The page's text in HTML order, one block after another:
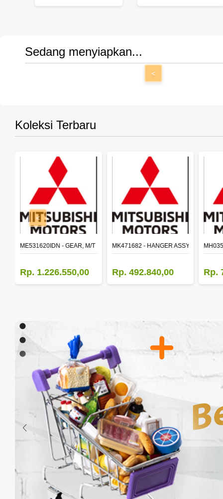
Sedang menyiapkan...
<
Koleksi Terbaru
SHAFT 2ND SPEED (M035S5)
ME531620IDN - GEAR, M/T MAIN SHAFT REVERSE
Rp. 1.226.550,00
MK471682 - HANGER ASSY,FR
Rp. 492.840,00 Rp.
<